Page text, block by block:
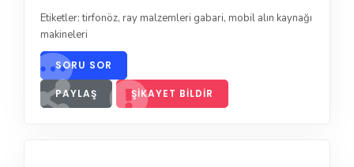
Etiketler:tirfonöz, ray malzemleri gabari, mobil alın kaynağı
makineleri
SORU SOR
PAYLAŞ ŞIKAYET BILDIR